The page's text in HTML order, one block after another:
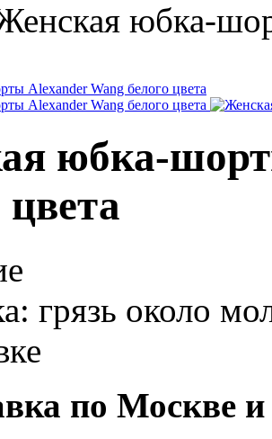
юбка-
юбка-
цвета
грязь около
по Москве